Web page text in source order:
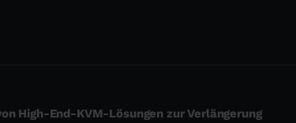
High-End-KVM-Lösungen zur Verlängerung